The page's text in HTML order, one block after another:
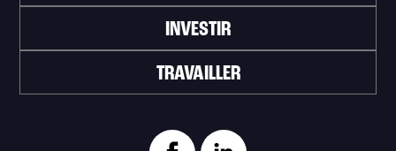
INVESTIR
TRAVAILLER